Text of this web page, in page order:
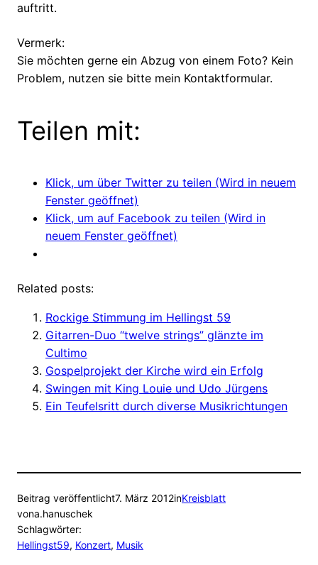
auftritt.
Vermerk:
Sie möchten gerne ein Abzug von einem Foto? Kein
Problem, nutzen sie bitte mein Kontaktformular.
Teilen mit:
Klick, um über Twitter zu teilen (Wird in neuem
Fenster geöffnet)
Klick, um auf Facebook zu teilen (Wird in
neuem Fenster geöffnet)
Related posts:
Rockige Stimmung im Hellingst 59
Gitarren-Duo “twelve strings” glänzte im
Cultimo
Gospelprojekt der Kirche wird ein Erfolg
Swingen mit King Louie und Udo Jürgens
Ein Teufelsritt durch diverse Musikrichtungen
Beitrag veröffentlicht7. März 2012inKreisblatt
vona.hanuschek
Schlagwörter:
Hellingst59, Konzert, Musik